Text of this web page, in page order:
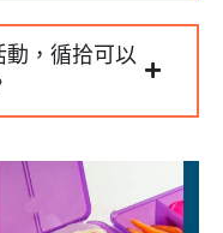
，循拾可以